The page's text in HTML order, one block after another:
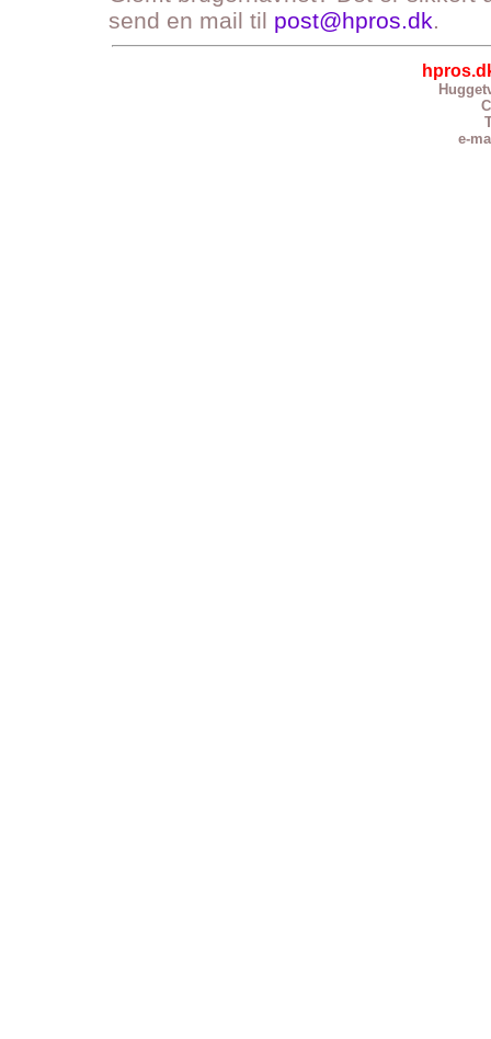
send en mail til post@hpros.dk.
e-